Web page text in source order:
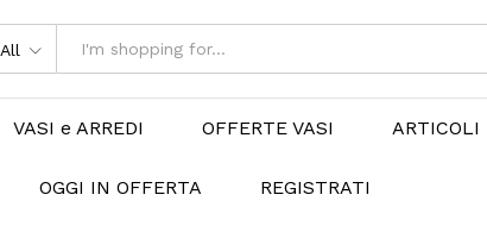
All
VASI e ARREDI OFFERTE VASI ARTICOLI
OGGI IN OFFERTA REGISTRATI